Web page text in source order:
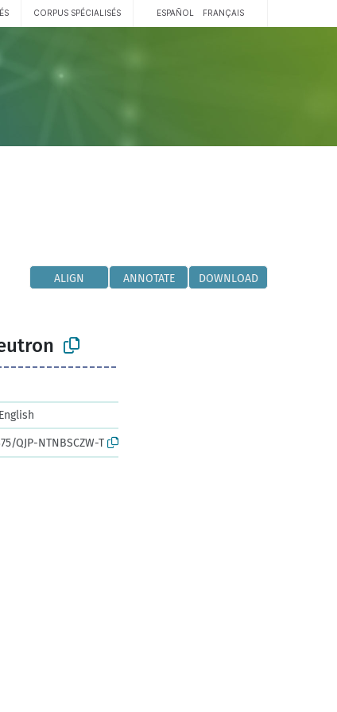
CORPUS SPÉCIALISÉS ESPAÑOL FRANÇAIS
ALIGN ANNOTATE DOWNLOAD
English
QJP-NTNBSCZW-T